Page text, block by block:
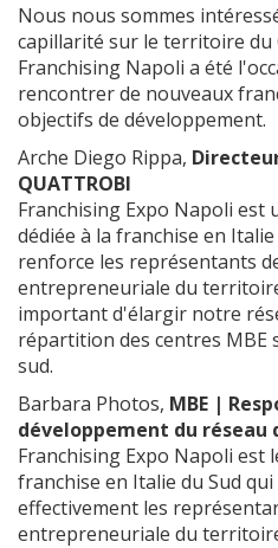
Nous nous sommes
capillarité sur le territoire du
Franchising Napoli a été
rencontrer de nouveaux
objectifs de développement.
Arche Diego Rippa,
QUATTROBI
Franchising Expo Napoli est
dédiée à la franchise en
renforce les représentants
entrepreneuriale du
important d'élargir notre
répartition des centres MBE
sud.
Barbara Photos, MBE |
développement du réseau
Franchising Expo Napoli est
franchise en Italie du Sud
effectivement les
entrepreneuriale du